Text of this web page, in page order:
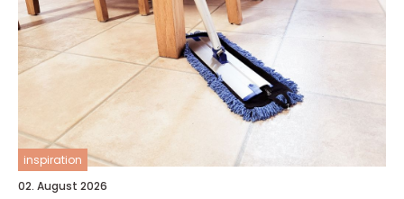
inspiration
02. August 2026